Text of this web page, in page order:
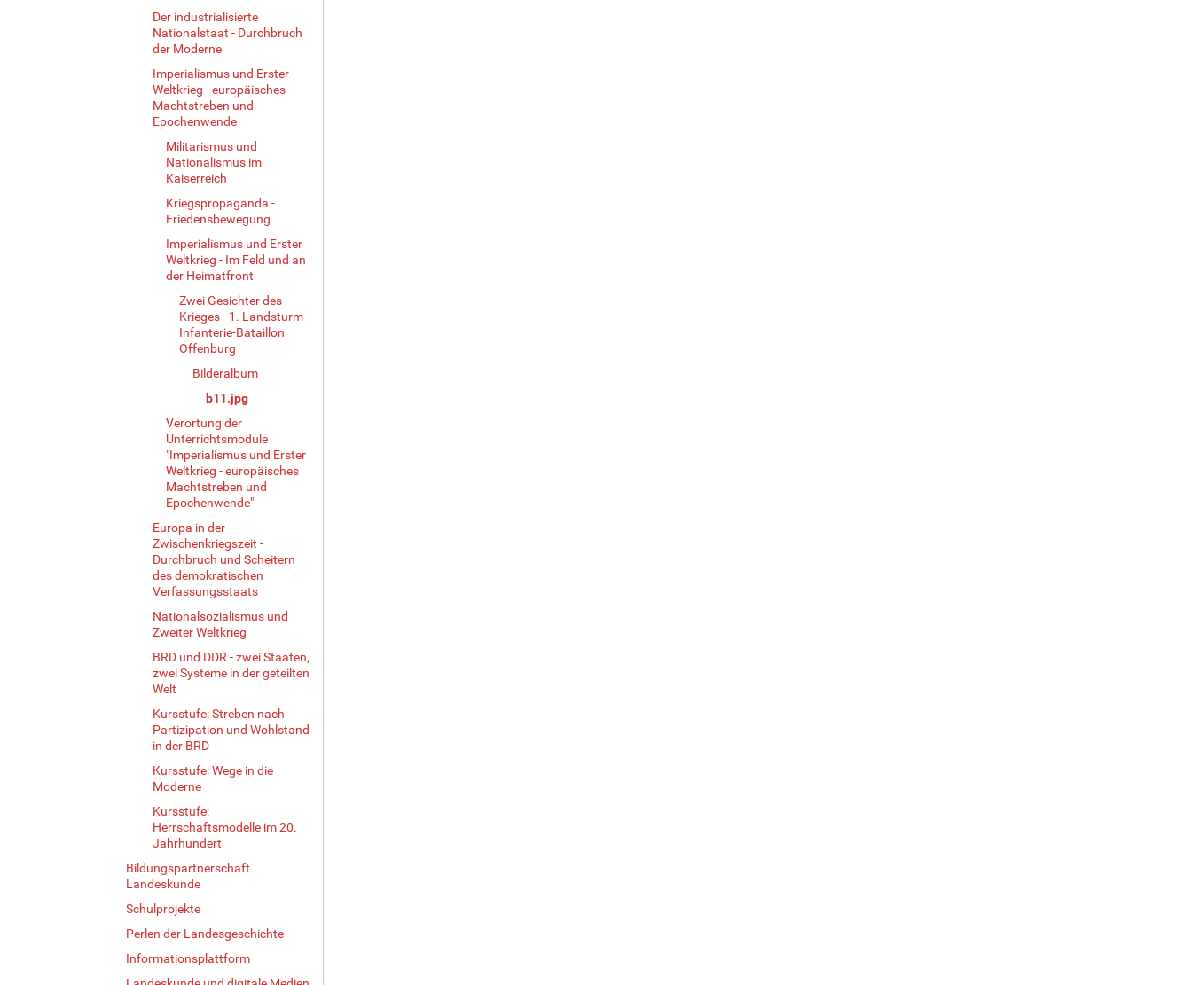
Der industrialisierte
Nationalstaat - Durchbruch
der Moderne
Imperialismus und Erster
Weltkrieg - europäisches
Machtstreben und
Epochenwende
Militarismus und
Nationalismus im
Kaiserreich
Kriegspropaganda -
Friedensbewegung
Imperialismus und Erster
Weltkrieg - Im Feld und an
der Heimatfront
Zwei Gesichter des
Krieges - 1. Landsturm-
Infanterie-Bataillon
Offenburg
Bilderalbum
b11.jpg
Verortung der
Unterrichtsmodule
"Imperialismus und Erster
Weltkrieg - europäisches
Machtstreben und
Epochenwende"
Europa in der
Zwischenkriegszeit -
Durchbruch und Scheitern
des demokratischen
Verfassungsstaats
Nationalsozialismus und
Zweiter Weltkrieg
BRD und DDR - zwei Staaten,
zwei Systeme in der geteilten
Welt
Kursstufe: Streben nach
Partizipation und Wohlstand
in der BRD
Kursstufe: Wege in die
Moderne
Kursstufe:
Herrschaftsmodelle im 20.
Jahrhundert
Bildungspartnerschaft
Landeskunde
Schulprojekte
Perlen der Landesgeschichte
Informationsplattform